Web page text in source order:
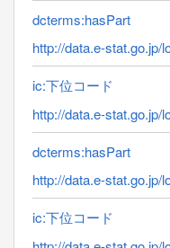
dcterms:hasPart
http://data.e-stat.go.jp/
ic:下位コード
http://data.e-stat.go.jp/
dcterms:hasPart
http://data.e-stat.go.jp/
ic:下位コード